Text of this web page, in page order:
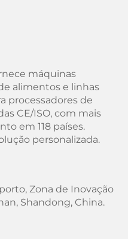
máquinas
alimentos e linhas
processadores de
CE/ISO, com mais
em 118 países.
personalizada.
Zona de Inovação
Shandong, China.